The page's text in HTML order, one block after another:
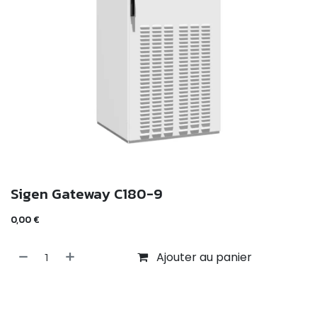
Sigen Gateway C180-9
0,00 €
Ajouter au panier